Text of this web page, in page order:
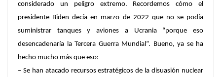
considerado un peligro extremo. Recordemos cómo el
presidente Biden decía en marzo de 2022 que no se podía
suministrar tanques y aviones a Ucrania “porque eso
desencadenaría la Tercera Guerra Mundial”. Bueno, ya se ha
hecho mucho más que eso:
– Se han atacado recursos estratégicos de la disuasión nuclear